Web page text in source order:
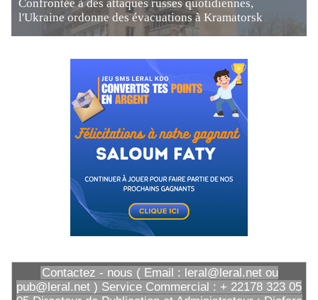
Confrontée à des attaques russes quotidiennes,
l'Ukraine ordonne des évacuations à Kramatorsk
Contactez - nous ( Email : leral@leral.net ou
pub@leral.net ) Service Commercial : + 22178 323 05